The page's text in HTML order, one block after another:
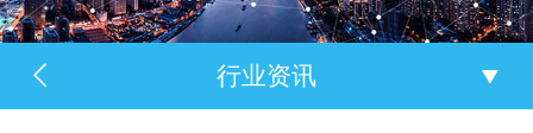
行业资讯